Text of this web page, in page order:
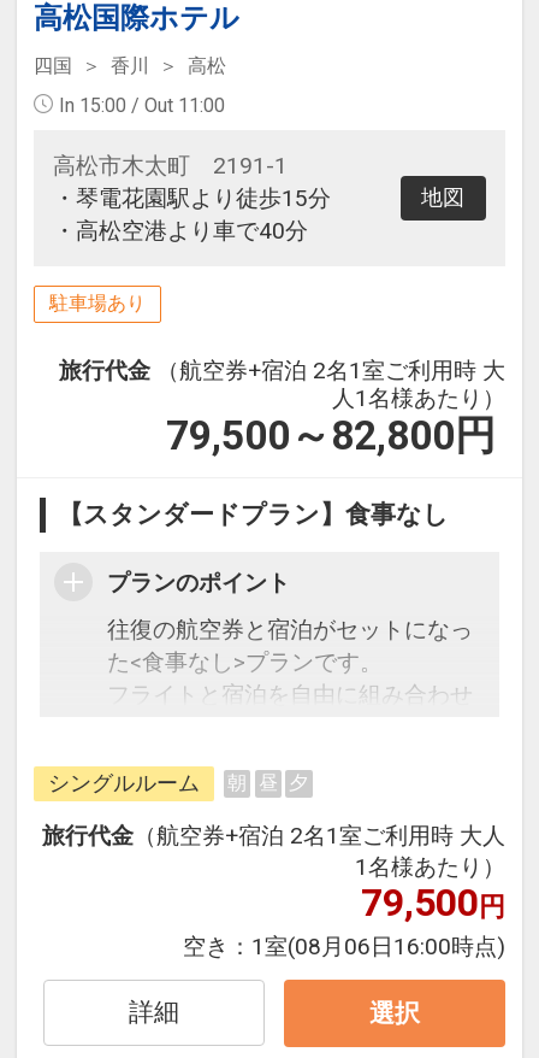
高松国際ホテル
四国 香川
高松
In 15:00 / Out 11:00
高松市木太町 2191-1
・琴電花園駅より徒歩15分
・高松空港より車で40分
地図
駐車場あり
旅行代金
（航空券+宿泊 2名1室ご利用時 大
人1名様あたり）
79,500～82,800 円
【スタンダードプラン】食事なし
プランのポイント
往復の航空券と宿泊がセットになっ
た<食事なし>プランです。
フライトと宿泊を自由に組み合わせ
ら、一都市滞在はもちろん周遊旅行
にも最適！
旅行期間中の1泊だけの宿泊や延
泊・飛び泊なども自由自在です。
フライトは、安心のJAL（または
JALグループ）確約！フライトマイ
ル50%貯まります。
オプションでレンタカーや現地交
通・体験プランなどの追加（同時予
約）が可能なプランもございます。
シングルルーム 朝 昼 夕
旅行代金 （航空券+宿泊 2名1室ご利用時 大人
1名様あたり）
79,500円
空き： 1室(08月06日16:00時点)
詳細 選択